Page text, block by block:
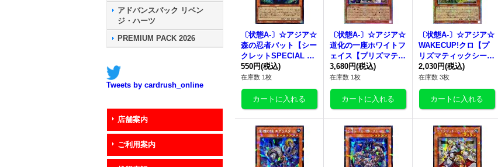
アドバンスパック リベン
ジ・ハーツ
PREMIUM PACK 2026
Tweets by cardrush_online
店舗案内
ご利用案内
〔状態A-〕☆アジア☆
森の忍者バット【シー
クレットSPECIAL RE
D Ver.】{アジア25PP-
JP007}《モンスタ
ー》
550円(税込)
在庫数 1枚
〔状態A-〕☆アジア☆
道化の一座ホワイトフ
ェイス【プリズマティ
ックシークレット】
{アジアBLZD-JP015}
《モンスター》
3,680円(税込)
在庫数 1枚
〔状態A-〕☆アジア☆
WAKECUP!クロ【プ
リズマティックシーク
レット】{アジアBLZD
-JP028}《モンスタ
ー》
2,030円(税込)
在庫数 3枚